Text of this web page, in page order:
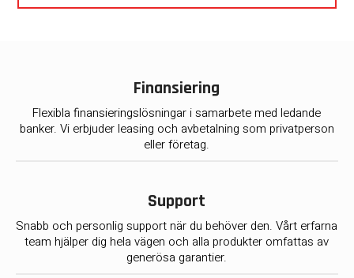
Finansiering
Flexibla finansieringslösningar i samarbete med ledande
banker. Vi erbjuder leasing och avbetalning som privatperson
eller företag.
Support
Snabb och personlig support när du behöver den. Vårt erfarna
team hjälper dig hela vägen och alla produkter omfattas av
generösa garantier.